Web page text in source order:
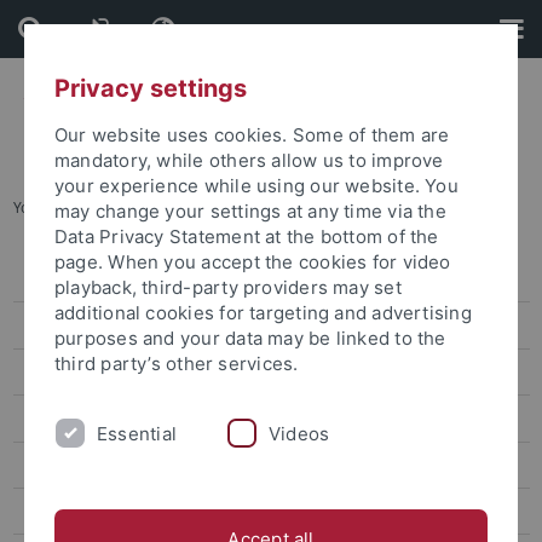
Skip
to
content
Skip
to
footer
You are here: Startseite ... Semestertermine bis 2029
Studienanfang
Prüfungen
Beiträge und Gebühren
Administration
Semester- und Studienplanung
Privacy settings
Our website uses cookies. Some of them are
mandatory, while others allow us to improve
your experience while using our website. You
may change your settings at any time via the
Data Privacy Statement at the bottom of the
page. When you accept the cookies for video
playback, third-party providers may set
additional cookies for targeting and advertising
purposes and your data may be linked to the
third party’s other services.
Essential Videos